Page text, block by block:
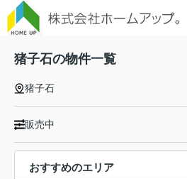
猪子石の物件一覧
猪子石
販売中
おすすめのエリア